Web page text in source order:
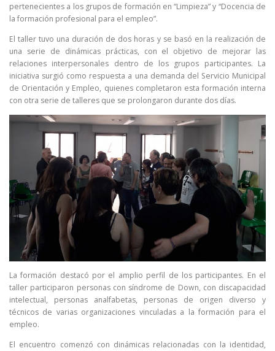
pertenecientes a los grupos de formación en “Limpieza” y “Docencia de
la formación profesional para el empleo”.
El taller tuvo una duración de dos horas y se basó en la realización de
una serie de dinámicas prácticas, con el objetivo de mejorar las
relaciones interpersonales dentro de los grupos participantes. La
iniciativa surgió como respuesta a una demanda del Servicio Municipal
de Orientación y Empleo, quienes completaron esta formación interna
con otra serie de talleres que se prolongaron durante dos días.
La formación destacó por el amplio perfil de los participantes. En el
taller participaron personas con síndrome de Down, con discapacidad
intelectual, personas analfabetas, personas de origen diverso y
técnicos de varias organizaciones vinculadas a la formación para el
empleo.
El encuentro comenzó con dinámicas relacionadas con la identidad,